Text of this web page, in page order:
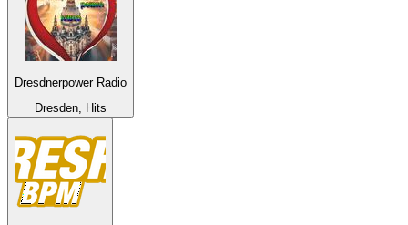
Dresdnerpower Radio
Dresden, Hits